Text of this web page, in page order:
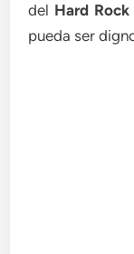
del Hard Rock
pueda ser